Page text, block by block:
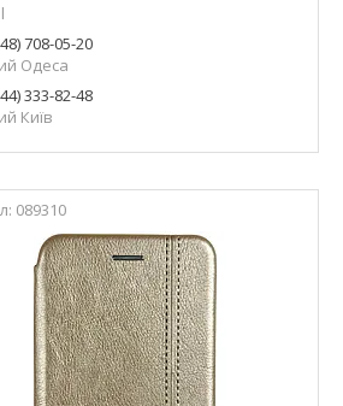
708-05-20
Одеса
333-82-48
Київ
089310